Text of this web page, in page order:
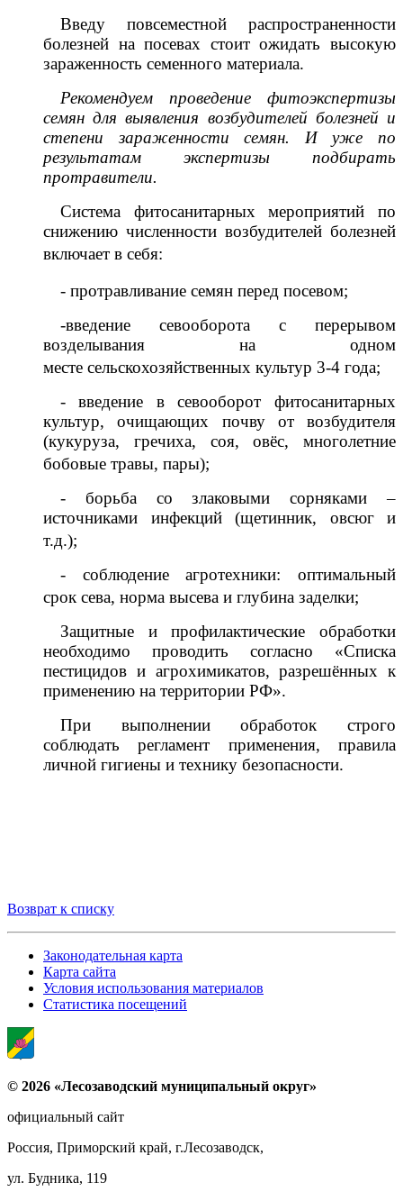
Введу повсеместной распространенности
болезней на посевах стоит ожидать высокую
зараженность семенного материала.
Рекомендуем проведение фитоэкспертизы
семян для выявления возбудителей болезней и
степени зараженности семян. И уже по
результатам экспертизы подбирать
протравители.
Система фитосанитарных мероприятий по
снижению численности возбудителей болезней
включает в себя:
- протравливание семян перед посевом;
-введение севооборота с перерывом
возделывания на одном
месте сельскохозяйственных культур 3-4 года;
- введение в севооборот фитосанитарных
культур, очищающих почву от возбудителя
(кукуруза, гречиха, соя, овёс, многолетние
бобовые травы, пары);
- борьба со злаковыми сорняками –
источниками инфекций (щетинник, овсюг и
т.д.);
- соблюдение агротехники: оптимальный
срок сева, норма высева и глубина заделки;
Защитные и профилактические обработки
необходимо проводить согласно «Списка
пестицидов и агрохимикатов, разрешённых к
применению на территории РФ».
При выполнении обработок строго
соблюдать регламент применения, правила
личной гигиены и технику безопасности.
Возврат к списку
Законодательная карта
Карта сайта
Условия использования материалов
Статистика посещений
© 2026 «Лесозаводский муниципальный округ»
официальный сайт
Россия, Приморский край, г.Лесозаводск,
ул. Будника, 119